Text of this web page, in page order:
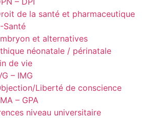
de la santé et pharmaceutique
Santé
et alternatives
néonatale / périnatale
de vie
– IMG
Liberté de conscience
– GPA
niveau universitaire